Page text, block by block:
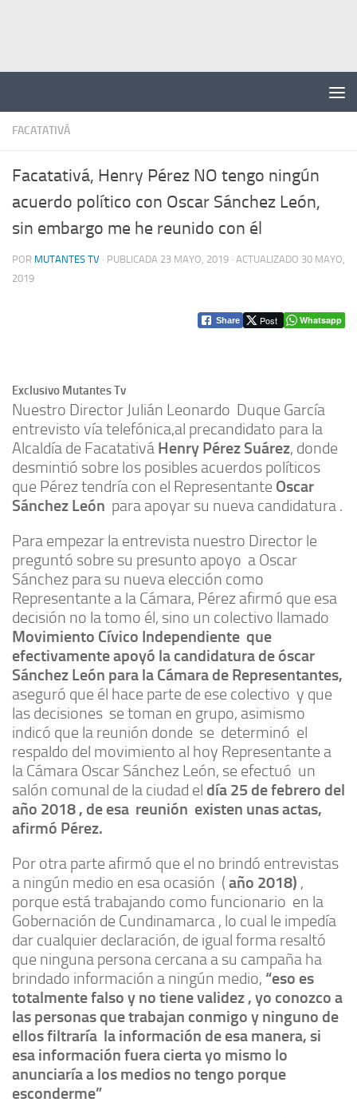
FACATATIVÁ
Facatativá, Henry Pérez NO tengo ningún
acuerdo político con Oscar Sánchez León,
sin embargo me he reunido con él
POR MUTANTES TV · PUBLICADA 23 MAYO, 2019 · ACTUALIZADO 30 MAYO,
2019
Share Post Whatsapp
Exclusivo Mutantes Tv
Nuestro Director Julián Leonardo Duque García
entrevisto vía telefónica,al precandidato para la
Alcaldía de Facatativá Henry Pérez Suárez, donde
desmintió sobre los posibles acuerdos políticos
que Pérez tendría con el Representante Oscar
Sánchez León para apoyar su nueva candidatura .
Para empezar la entrevista nuestro Director le
preguntó sobre su presunto apoyo a Oscar
Sánchez para su nueva elección como
Representante a la Cámara, Pérez afirmó que esa
decisión no la tomo él, sino un colectivo llamado
Movimiento Cívico Independiente que
efectivamente apoyó la candidatura de óscar
Sánchez León para la Cámara de Representantes,
aseguró que él hace parte de ese colectivo y que
las decisiones se toman en grupo, asimismo
indicó que la reunión donde se determinó el
respaldo del movimiento al hoy Representante a
la Cámara Oscar Sánchez León, se efectuó un
salón comunal de la ciudad el día 25 de febrero del
año 2018 , de esa reunión existen unas actas,
afirmó Pérez.
Por otra parte afirmó que el no brindó entrevistas
a ningún medio en esa ocasión ( año 2018) ,
porque está trabajando como funcionario en la
Gobernación de Cundinamarca , lo cual le impedía
dar cualquier declaración, de igual forma resaltó
que ninguna persona cercana a su campaña ha
brindado información a ningún medio, “eso es
totalmente falso y no tiene validez , yo conozco a
las personas que trabajan conmigo y ninguno de
ellos filtraría la información de esa manera, si
esa información fuera cierta yo mismo lo
anunciaría a los medios no tengo porque
esconderme”